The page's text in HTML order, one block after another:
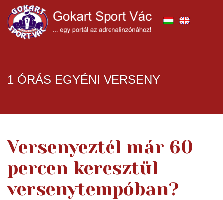
1 ÓRÁS EGYÉNI VERSENY
Versenyeztél már 60
percen keresztül
versenytempóban?